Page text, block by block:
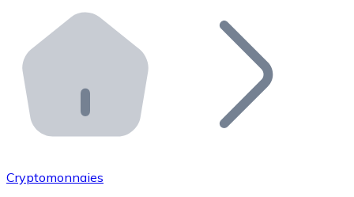
Distributeurs automatiques Bitnovo
Intégrez un ATM Bitnovo dans votre entreprise et
API Bitnovo
Intégrez notre API dans votre écosystème.
Rejoignez notre réseau de distributeurs et
Cryptomonnaies